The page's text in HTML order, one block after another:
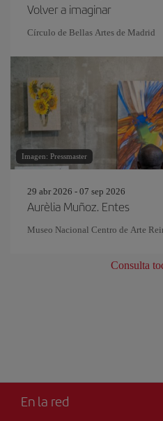
Volver a imaginar
Círculo de Bellas Artes de Madrid
Imagen: Pressmaster
29 abr 2026 - 07 sep 2026
Aurèlia Muñoz. Entes
Museo Nacional Centro de Arte
Consulta
En la red